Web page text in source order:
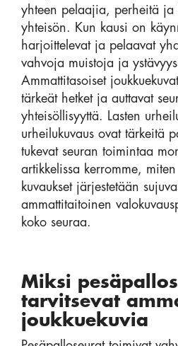
yhteen pelaajia, perheitä ja
yhteisön. Kun kausi on
harjoittelevat ja pelaavat
vahvoja muistoja ja
Ammattitasoiset
tärkeät hetket ja auttavat
yhteisöllisyyttä. Lasten
urheilukuvaus ovat tärkeitä
tukevat seuran toimintaa
artikkelissa kerromme,
kuvaukset järjestetään
ammattitaitoinen
koko seuraa.
Miksi
tarvitsevat
joukkuekuvia